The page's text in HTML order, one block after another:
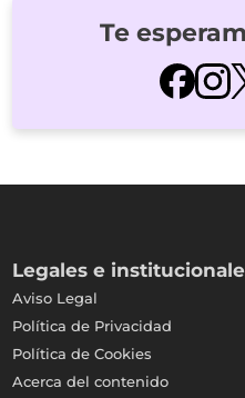
Te
Legales e
Aviso Legal
Política de Privacidad
Política de Cookies
Acerca del contenido